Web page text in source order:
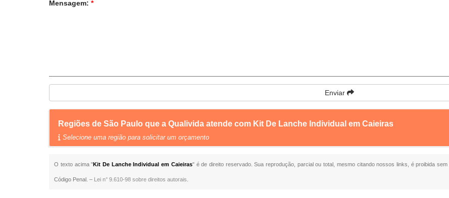
Mensagem:*
Enviar
Regiões de São Paulo que a Qualivida atende com Kit De Lanche Individual em Caieiras
Selecione uma região para solicitar um orçamento
O texto acima "Kit De Lanche Individual em Caieiras" é de direito reservado. Sua reprodução, parcial ou total, mesmo citando nossos links, é proibida
Código Penal. – Lei n° 9.610-98 sobre direitos autorais